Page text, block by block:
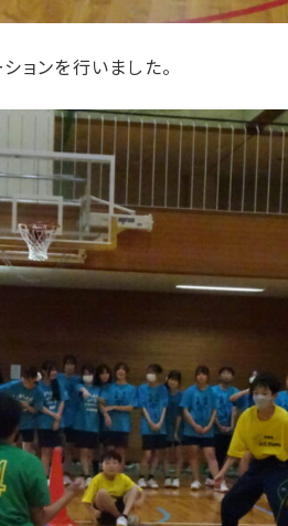
ョンを行いました。